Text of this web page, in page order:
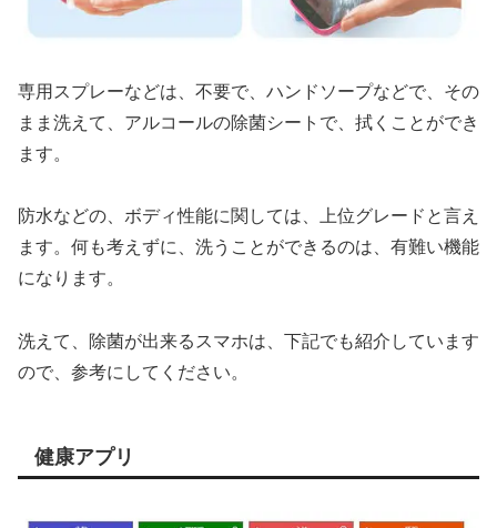
専用スプレーなどは、不要で、ハンドソープなどで、その
まま洗えて、アルコールの除菌シートで、拭くことができ
ます。
防水などの、ボディ性能に関しては、上位グレードと言え
ます。何も考えずに、洗うことができるのは、有難い機能
になります。
洗えて、除菌が出来るスマホは、下記でも紹介しています
ので、参考にしてください。
健康アプリ